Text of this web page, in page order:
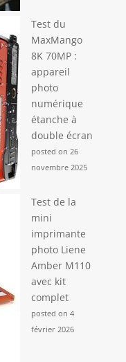
Test du
MaxMango
8K 70MP :
appareil
photo
numérique
étanche à
double écran
posted on 26
novembre 2025
Test de la
mini
imprimante
photo Liene
Amber M110
avec kit
complet
posted on 4
février 2026